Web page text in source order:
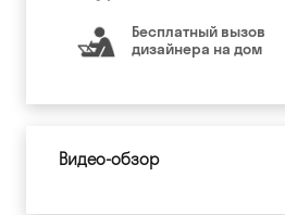
Бесплатный вызов
дизайнера на дом
Видео-обзор